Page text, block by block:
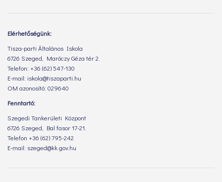
Elérhetőségünk:
Tisza-parti Általános Iskola
6726 Szeged, Maróczy Géza tér 2.
Telefon: +36 (62) 547-130
E-mail: iskola@tiszaparti.hu
OM azonosító: 029640
Fenntartó:
Szegedi Tankerületi Központ
6726 Szeged, Bal fasor 17-21.
Telefon +36 (62) 795-242
E-mail: szeged@kk.gov.hu